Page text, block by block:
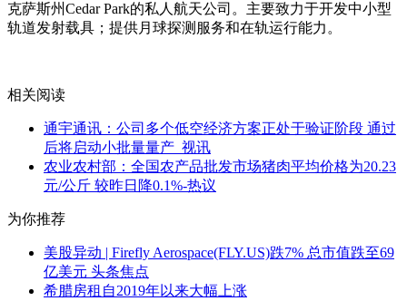
克萨斯州Cedar Park的私人航天公司。主要致力于开发中小型
轨道发射载具；提供月球探测服务和在轨运行能力。
相关阅读
通宇通讯：公司多个低空经济方案正处于验证阶段 通过
后将启动小批量量产_视讯
农业农村部：全国农产品批发市场猪肉平均价格为20.23
元/公斤 较昨日降0.1%-热议
为你推荐
美股异动 | Firefly Aerospace(FLY.US)跌7% 总市值跌至69
亿美元 头条焦点
希腊房租自2019年以来大幅上涨